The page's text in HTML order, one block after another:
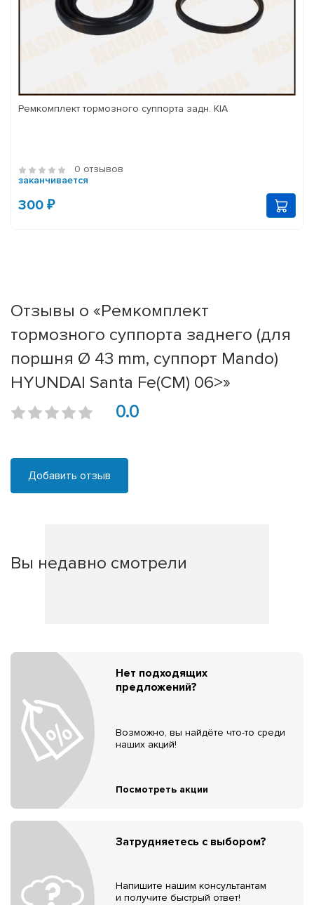
Ремкомплект тормозного суппорта задн. KIA
0 отзывов
заканчивается
300 ₽
Отзывы о «Ремкомплект
тормозного суппорта заднего (для
поршня Ø 43 mm, суппорт Mando)
HYUNDAI Santa Fe(CM) 06>»
0.0
Добавить отзыв
Вы недавно смотрели
Нет подходящих
предложений?
Возможно, вы найдёте что-то среди
наших акций!
Посмотреть акции
Затрудняетесь с выбором?
Напишите нашим консультантам
и получите быстрый ответ!